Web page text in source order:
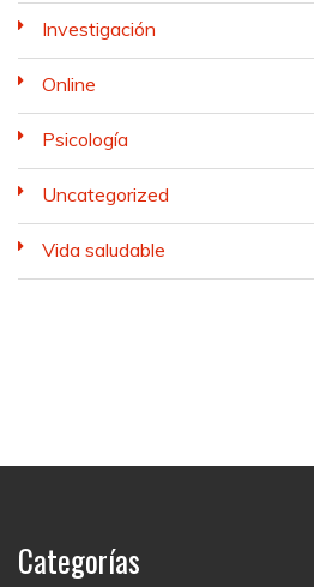
Investigación
Online
Psicología
Uncategorized
Vida saludable
Categorías